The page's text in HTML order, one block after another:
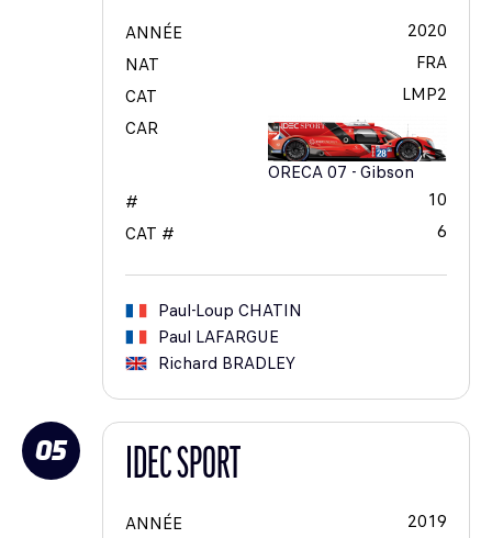
ANNÉE
2020
NAT
FRA
CAT
LMP2
CAR
ORECA 07 - Gibson
#
10
CAT #
6
Paul-Loup CHATIN
Paul LAFARGUE
Richard BRADLEY
05 IDEC SPORT
ANNÉE
2019